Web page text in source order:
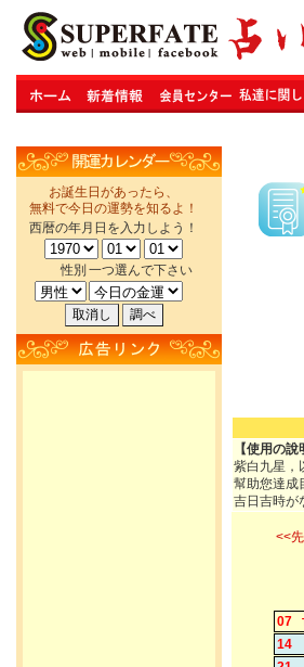
お誕生日があったら、
無料で今日の運勢を知るよ！
西暦の年月日を入力しよう！
性別 一つ選んで下さい
【使用の說
紫白九星，
幫助您達成
吉日吉時が
<<
07
14